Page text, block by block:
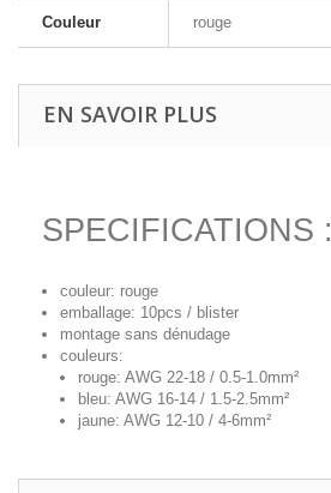
Couleur rouge
EN SAVOIR PLUS
SPECIFICATIONS :
couleur: rouge
emballage: 10pcs / blister
montage sans dénudage
couleurs:
rouge: AWG 22-18 / 0.5-1.0mm²
bleu: AWG 16-14 / 1.5-2.5mm²
jaune: AWG 12-10 / 4-6mm²